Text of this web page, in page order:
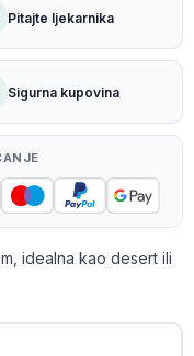
Pitajte ljekarnika
Sigurna kupovina
idealna kao desert ili